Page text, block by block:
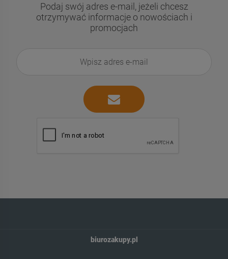
Podaj swój adres e-mail, jeżeli chcesz
otrzymywać informacje o nowościach i
promocjach
biurozakupy.pl